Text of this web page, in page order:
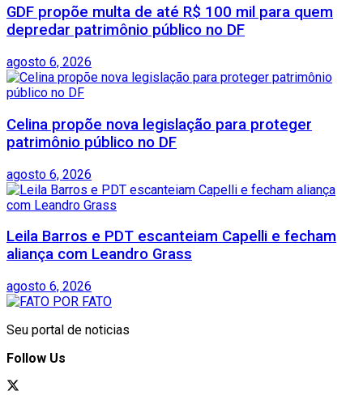
GDF propõe multa de até R$ 100 mil para quem
depredar patrimônio público no DF
agosto 6, 2026
Celina propõe nova legislação para proteger
patrimônio público no DF
agosto 6, 2026
Leila Barros e PDT escanteiam Capelli e fecham
aliança com Leandro Grass
agosto 6, 2026
Seu portal de noticias
Follow Us